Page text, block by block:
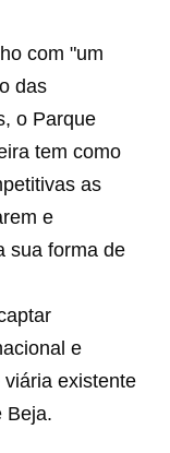
com "um
das
o Parque
tem como
as
e
sua forma de
e
existente
Beja.